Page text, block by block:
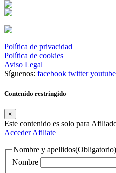
Política de privacidad
Política de cookies
Aviso Legal
Síguenos: facebook twitter youtube
Contenido restringido
×
Este contenido es solo para
AccederAfiliate
Nombre y apellidos(Obligatorio)
Nombre